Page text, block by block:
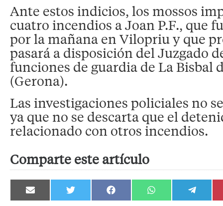
Ante estos indicios, los mossos
cuatro incendios a Joan P.F., que
por la mañana en Vilopriu y que
pasará a disposición del Juzgado
funciones de guardia de La Bisbal
(Gerona).
Las investigaciones policiales no
ya que no se descarta que el
relacionado con otros incendios.
Comparte este artículo
Compartir
en
Compartir
en
Compartir
en
Compartir
en
Compartir
en